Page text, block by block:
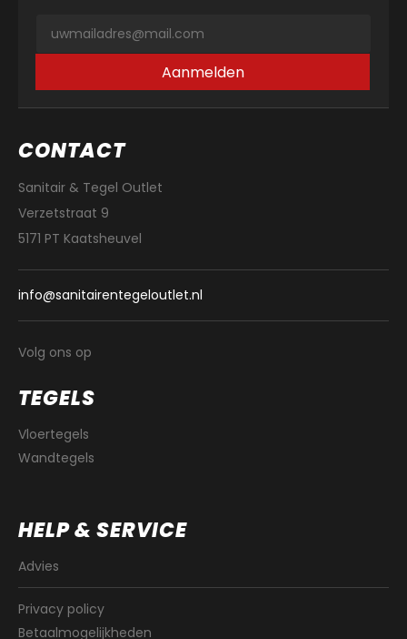
Aanmelden
CONTACT
Sanitair & Tegel Outlet
Verzetstraat 9
5171 PT Kaatsheuvel
info@sanitairentegeloutlet.nl
Volg ons op
TEGELS
Vloertegels
Wandtegels
HELP & SERVICE
Advies
Privacy policy
Betaalmogelijkheden